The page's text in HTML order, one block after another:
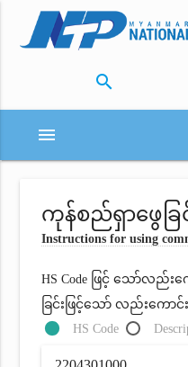
search
menu
ကုန်စည်ရှာဖွေခြ
Instructions for using
HS Code ဖြင့် သော်လ
ခြင်းဖြင့်သော် လည်းကောင်
HS Code